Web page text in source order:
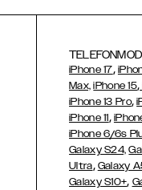
iPhone 17,
Max, iPhone 15,
iPhone 13 Pro,
iPhone 11,
iPhone 6/6s
Galaxy S24,
Ultra, Galaxy
Galaxy S10+,